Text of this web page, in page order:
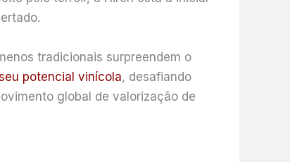
tradicionais surpreendem o
potencial vinícola, desafiando
global de valorização de